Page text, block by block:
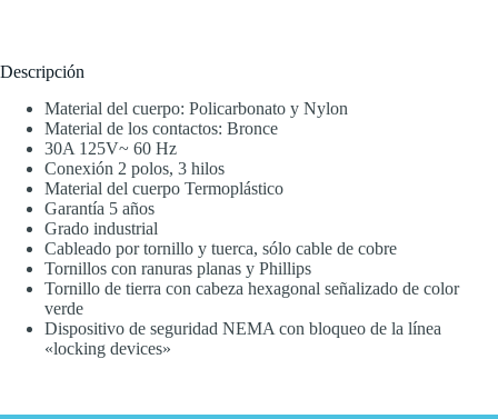
Descripción
Material del cuerpo: Policarbonato y Nylon
Material de los contactos: Bronce
30A 125V~ 60 Hz
Conexión 2 polos, 3 hilos
Material del cuerpo Termoplástico
Garantía 5 años
Grado industrial
Cableado por tornillo y tuerca, sólo cable de cobre
Tornillos con ranuras planas y Phillips
Tornillo de tierra con cabeza hexagonal señalizado de color
verde
Dispositivo de seguridad NEMA con bloqueo de la línea
«locking devices»